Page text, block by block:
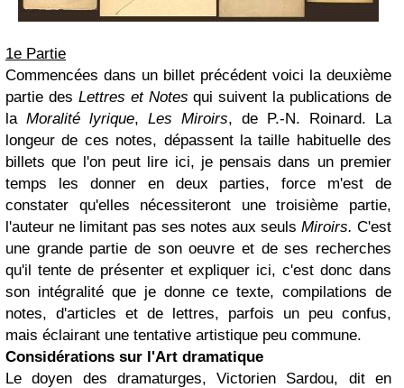
1e Partie
Commencées dans un billet précédent voici la deuxième
partie des Lettres et Notes qui suivent la publications de
la Moralité lyrique, Les Miroirs, de P.-N. Roinard. La
longeur de ces notes, dépassent la taille habituelle des
billets que l'on peut lire ici, je pensais dans un premier
temps les donner en deux parties, force m'est de
constater qu'elles nécessiteront une troisième partie,
l'auteur ne limitant pas ses notes aux seuls Miroirs. C'est
une grande partie de son oeuvre et de ses recherches
qu'il tente de présenter et expliquer ici, c'est donc dans
son intégralité que je donne ce texte, compilations de
notes, d'articles et de lettres, parfois un peu confus,
mais éclairant une tentative artistique peu commune.
Considérations sur l'Art dramatique
Le doyen des dramaturges, Victorien Sardou, dit en